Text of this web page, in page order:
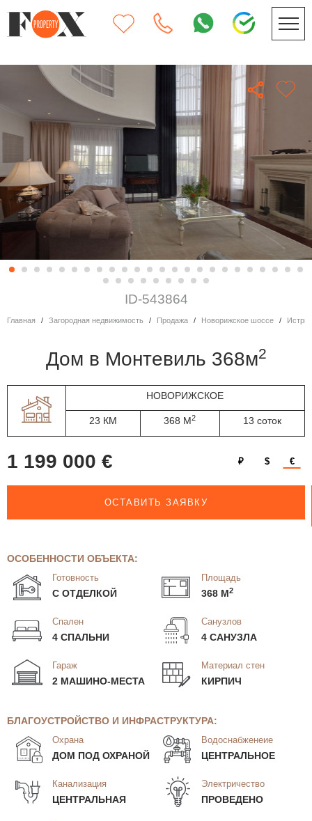
ID-543864
Главная Загородная недвижимость Продажа Новорижское шоссе
дом в Монтевиль 368м2
НОВОРИЖСКОЕ
23 КМ 368 М2 13 соток
1 199 000 € ₽ $ €
ОСТАВИТЬ ЗАЯВКУ
ОСОБЕННОСТИ ОБЪЕКТА:
Готовность
С ОТДЕЛКОЙ
Площадь
368 М2
Спален
4 СПАЛЬНИ
Санузлов
4 САНУЗЛА
Гараж
2 МАШИНО-МЕСТА
Материал стен
КИРПИЧ
БЛАГОУСТРОЙСТВО И ИНФРАСТРУКТУРА:
Охрана
ДОМ ПОД ОХРАНОЙ
Водоснабженеие
ЦЕНТРАЛЬНОЕ
Канализация
ЦЕНТРАЛЬНАЯ
Электричество
ПРОВЕДЕНО